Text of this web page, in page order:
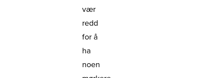
vær
redd
for å
ha
noen